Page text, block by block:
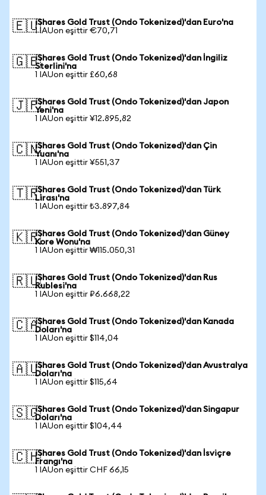
🇪🇺iShares Gold Trust (Ondo Tokenized)'dan Euro'na
1 IAUon eşittir €70,71
🇬🇧iShares Gold Trust (Ondo Tokenized)'dan İngiliz
Sterlini'na
1 IAUon eşittir £60,68
🇯🇵iShares Gold Trust (Ondo Tokenized)'dan Japon
Yeni'na
1 IAUon eşittir ¥12.895,82
🇨🇳iShares Gold Trust (Ondo Tokenized)'dan Çin
Yuanı'na
1 IAUon eşittir ¥551,37
🇹🇷iShares Gold Trust (Ondo Tokenized)'dan Türk
Lirası'na
1 IAUon eşittir ₺3.897,84
🇰🇷iShares Gold Trust (Ondo Tokenized)'dan Güney
Kore Wonu'na
1 IAUon eşittir ₩115.050,31
🇷🇺iShares Gold Trust (Ondo Tokenized)'dan Rus
Rublesi'na
1 IAUon eşittir ₽6.668,22
🇨🇦iShares Gold Trust (Ondo Tokenized)'dan Kanada
Doları'na
1 IAUon eşittir $114,04
🇦🇺iShares Gold Trust (Ondo Tokenized)'dan Avustralya
Doları'na
1 IAUon eşittir $115,64
🇸🇬iShares Gold Trust (Ondo Tokenized)'dan Singapur
Doları'na
1 IAUon eşittir $104,44
🇨🇭iShares Gold Trust (Ondo Tokenized)'dan İsviçre
Frangı'na
1 IAUon eşittir CHF 66,15